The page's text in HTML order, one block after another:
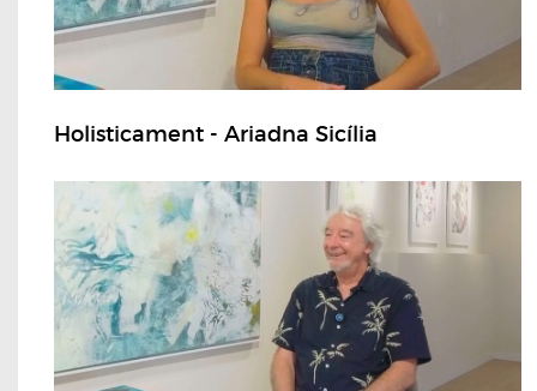
Holisticament - Ariadna Sicília